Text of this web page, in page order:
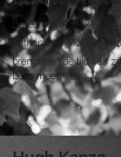
Beleef authentieke
authentieke Motown
brengt aan de tijd van
Lees meer